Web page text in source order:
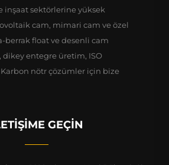
inşaat sektörlerine yüksek
cam, mimari cam ve özel
berrak float ve desenli cam
dikey entegre üretim, ISO
nötr çözümler için bize
GEÇIN